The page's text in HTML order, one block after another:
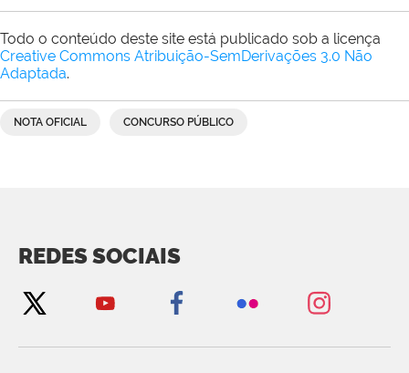
Todo o conteúdo deste site está publicado sob a licença
Creative Commons Atribuição-SemDerivações 3.0 Não
Adaptada.
NOTA OFICIAL CONCURSO PÚBLICO
REDES SOCIAIS